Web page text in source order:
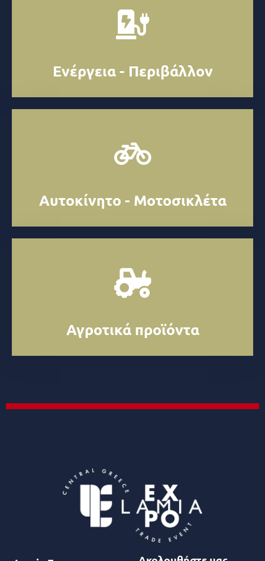
Ενέργεια - Περιβάλλον
Αυτοκίνητο - Μοτοσικλέτα
Αγροτικά προϊόντα